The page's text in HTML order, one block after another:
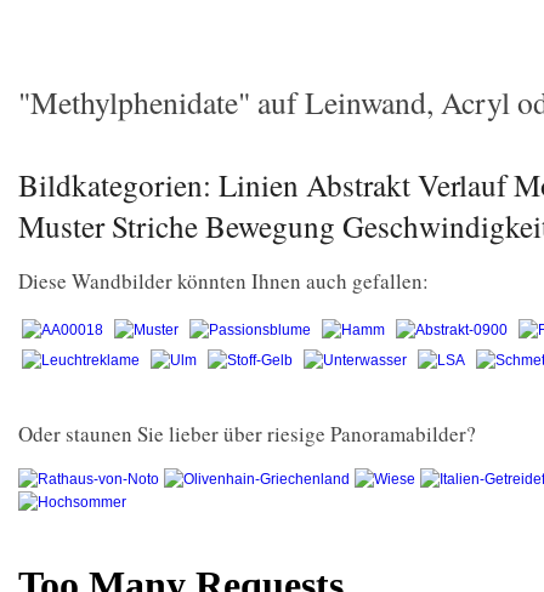
"Methylphenidate" auf Leinwand, Acryl
Bildkategorien: Linien Abstrakt Verlauf
Muster Striche Bewegung
Diese Wandbilder könnten Ihnen auch gefallen:
Oder staunen Sie lieber über riesige Panoramabilder?